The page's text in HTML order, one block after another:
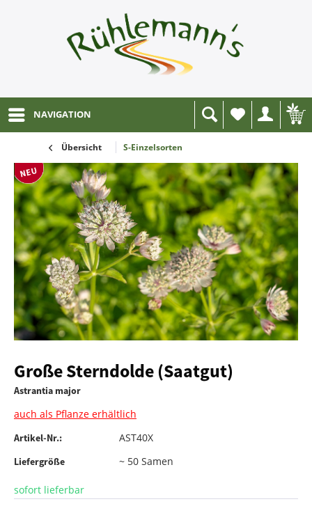
NAVIGATION
Wunschliste
Übersicht S-Einzelsorten
Große Sterndolde (Saatgut)
Astrantia major
auch als Pflanze erhältlich
Artikel-Nr.: AST40X
Liefergröße ~ 50 Samen
sofort lieferbar